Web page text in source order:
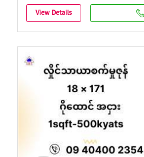
View Details